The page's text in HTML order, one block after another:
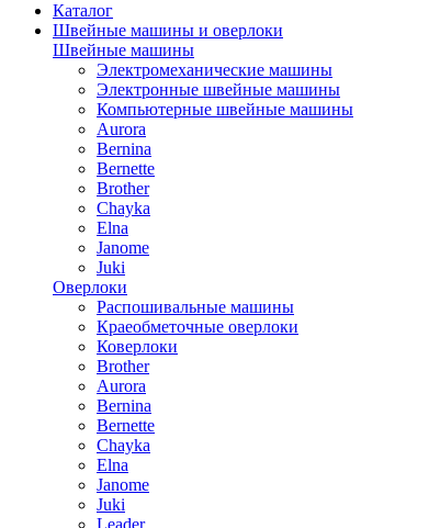
Каталог
Швейные машины и оверлоки
Швейные машины
Электромеханические машины
Электронные швейные машины
Компьютерные швейные машины
Aurora
Bernina
Bernette
Brother
Chayka
Elna
Janome
Juki
Оверлоки
Распошивальные машины
Краеобметочные оверлоки
Коверлоки
Brother
Aurora
Bernina
Bernette
Chayka
Elna
Janome
Juki
Leader